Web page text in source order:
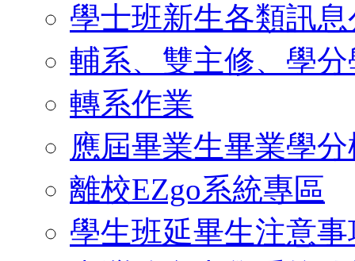
學士班新生各類訊
輔系、雙主修、學
轉系作業
應屆畢業生畢業學
離校EZgo系統專區
學生班延畢生注意事